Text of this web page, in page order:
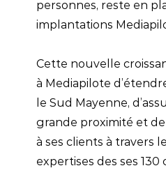
personnes, reste en
implantations
Cette nouvelle
à Mediapilote
le Sud Mayenne,
grande proximité et
à ses clients à travers
expertises des ses